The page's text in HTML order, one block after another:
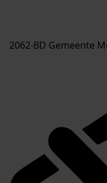
2062-BD Gemeente